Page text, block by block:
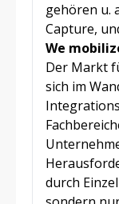
gehören u.
Capture,
We
Der Markt
sich im
durch